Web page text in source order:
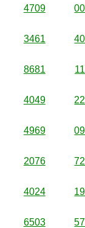
4709
3461
8681
4049
4969
2076
4024
6503